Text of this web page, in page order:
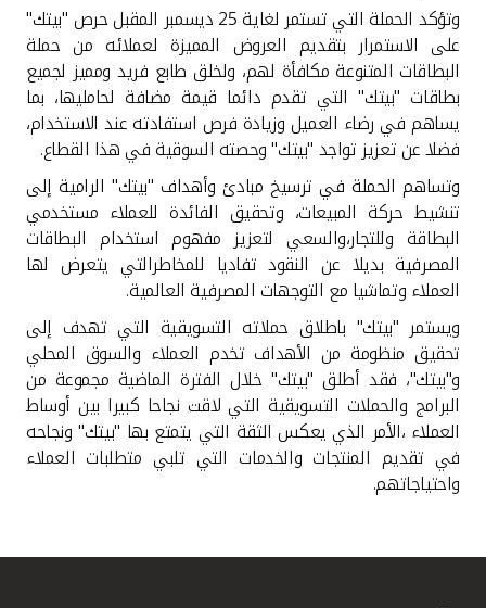
تركيا
مصر
المملكة المتحدة
مملكة البحرين
وتؤكد الحملة التي تستمر لغاية 25 ديسمبر المقبل حرص "بيتك"
على الاستمرار بتقديم العروض المميزة لعملائه من حملة
البطاقات المتنوعة مكافأة لهم، ولخلق طابع فريد ومميز لجميع
بطاقات "بيتك" التي تقدم دائما قيمة مضافة لحامليها، بما
يساهم في رضاء العميل وزيادة فرص استفادته عند الاستخدام،
فضلا عن تعزيز تواجد "بيتك" وحصته السوقية في هذا القطاع.
وتساهم الحملة في ترسيخ مبادئ وأهداف "بيتك" الرامية إلى
تنشيط حركة المبيعات، وتحقيق الفائدة للعملاء مستخدمي
البطاقة وللتجار،والسعي لتعزيز مفهوم استخدام البطاقات
المصرفية بديلا عن النقود تفاديا للمخاطرالتي يتعرض لها
العملاء وتماشيا مع التوجهات المصرفية العالمية.
ويستمر "بيتك" باطلاق حملاته التسويقية التي تهدف إلى
تحقيق منظومة من الأهداف تخدم العملاء والسوق المحلي
و"بيتك"، فقد أطلق "بيتك" خلال الفترة الماضية مجموعة من
البرامج والحملات التسويقية التي لاقت نجاحا كبيرا بين أوساط
العملاء ،الأمر الذي يعكس الثقة التي يتمتع بها "بيتك" ونجاحه
في تقديم المنتجات والخدمات التي تلبي متطلبات العملاء
واحتياجاتهم.